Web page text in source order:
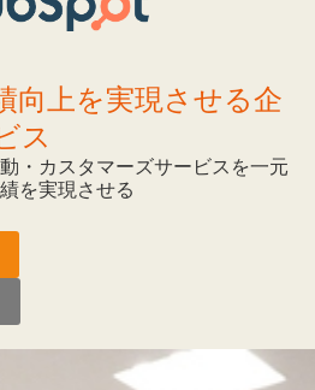
向上を実現させる企
ス
・カスタマーズサービスを一元
を実現させる